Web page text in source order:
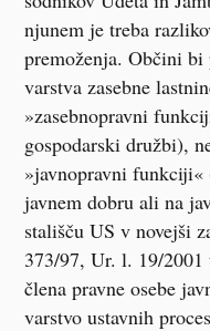
njunem je treba
premoženja. Občini bi
varstva zasebne
»zasebnopravni
gospodarski družbi),
»javnopravni funkciji«
javnem dobru ali na
stališču US v novejši
373/97, Ur. l. 19/
člena pravne osebe
varstvo ustavnih